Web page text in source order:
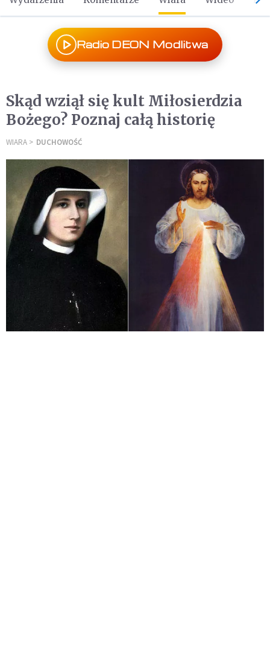
Radio DEON Modlitwa
Skąd wziął się kult Miłosierdzia
Bożego? Poznaj całą historię
WIARA DUCHOWOŚĆ